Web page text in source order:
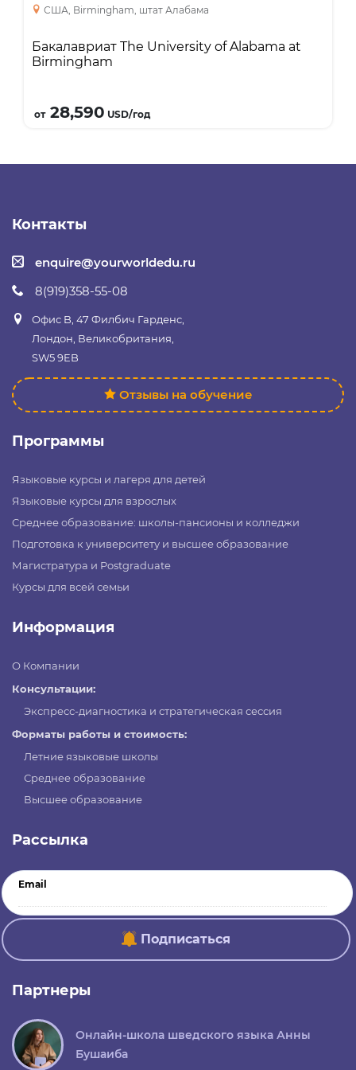
США, Birmingham, штат Алабама
Бакалавриат The University of Alabama at
Birmingham
от28,590 USD/год
Здравоохранение. 15 программ
Наличие уникальных программ
магистратуры по Computer Science без
доступны стипендии до $8,000.
Контакты
enquire@yourworldedu.ru
8(919)358-55-08
Офис B, 47 Филбич Гарденс,
Лондон, Великобритания,
SW5 9EB
Отзывы на обучение
Программы
Языковые курсы и лагеря для детей
Языковые курсы для взрослых
Среднее образование: школы-пансионы и колледжи
Подготовка к университету и высшее образование
Магистратура и Postgraduate
Курсы для всей семьи
Информация
О Компании
Консультации:
Экспресс-диагностика и стратегическая сессия
Форматы работы и стоимость:
Летние языковые школы
Среднее образование
Высшее образование
Рассылка
Email
Подписаться
Партнеры
Онлайн-школа шведского языка Анны
Бушаиба